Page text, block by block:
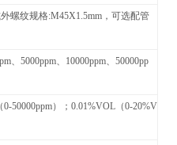
螺纹规格:M45X1.5mm，可选配管
、5000ppm、10000ppm、50000pp
0-50000ppm）；0.01%VOL（0-20%V